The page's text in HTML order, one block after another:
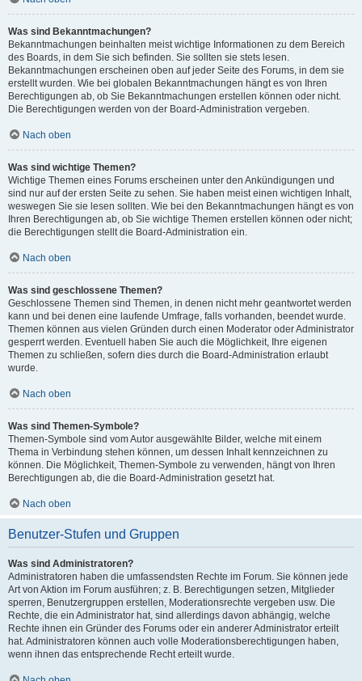
Was sind Bekanntmachungen?
Bekanntmachungen beinhalten meist wichtige Informationen zu dem Bereich
des Boards, in dem Sie sich befinden. Sie sollten sie stets lesen.
Bekanntmachungen erscheinen oben auf jeder Seite des Forums, in dem sie
erstellt wurden. Wie bei globalen Bekanntmachungen hängt es von Ihren
Berechtigungen ab, ob Sie Bekanntmachungen erstellen können oder nicht.
Die Berechtigungen werden von der Board-Administration vergeben.
Nach oben
Was sind wichtige Themen?
Wichtige Themen eines Forums erscheinen unter den Ankündigungen und
sind nur auf der ersten Seite zu sehen. Sie haben meist einen wichtigen Inhalt,
weswegen Sie sie lesen sollten. Wie bei den Bekanntmachungen hängt es von
Ihren Berechtigungen ab, ob Sie wichtige Themen erstellen können oder nicht;
die Berechtigungen stellt die Board-Administration ein.
Nach oben
Was sind geschlossene Themen?
Geschlossene Themen sind Themen, in denen nicht mehr geantwortet werden
kann und bei denen eine laufende Umfrage, falls vorhanden, beendet wurde.
Themen können aus vielen Gründen durch einen Moderator oder Administrator
gesperrt werden. Eventuell haben Sie auch die Möglichkeit, Ihre eigenen
Themen zu schließen, sofern dies durch die Board-Administration erlaubt
wurde.
Nach oben
Was sind Themen-Symbole?
Themen-Symbole sind vom Autor ausgewählte Bilder, welche mit einem
Thema in Verbindung stehen können, um dessen Inhalt kennzeichnen zu
können. Die Möglichkeit, Themen-Symbole zu verwenden, hängt von Ihren
Berechtigungen ab, die die Board-Administration gesetzt hat.
Nach oben
Benutzer-Stufen und Gruppen
Was sind Administratoren?
Administratoren haben die umfassendsten Rechte im Forum. Sie können jede
Art von Aktion im Forum ausführen; z. B. Berechtigungen setzen, Mitglieder
sperren, Benutzergruppen erstellen, Moderationsrechte vergeben usw. Die
Rechte, die ein Administrator hat, sind allerdings davon abhängig, welche
Rechte ihnen ein Gründer des Forums oder ein anderer Administrator erteilt
hat. Administratoren können auch volle Moderationsberechtigungen haben,
wenn ihnen das entsprechende Recht erteilt wurde.